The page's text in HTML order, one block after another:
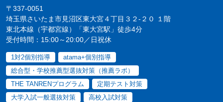
〒337-0051
埼玉県さいたま市見沼区東大宮４丁目３２-２０ １階
東北本線（宇都宮線）「東大宮駅」徒歩4分
受付時間：15:00～20:00／日祝休
1対2個別指導
atama+個別指導
総合型・学校推薦型選抜対策（推薦ラボ）
THE TANRENプログラム
定期テスト対策
大学入試一般選抜対策
高校入試対策